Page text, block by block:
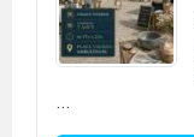
…